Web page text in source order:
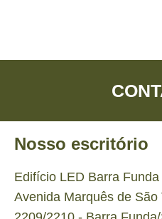
Nosso escritório
Edifício LED Barra Funda
Avenida Marquês de